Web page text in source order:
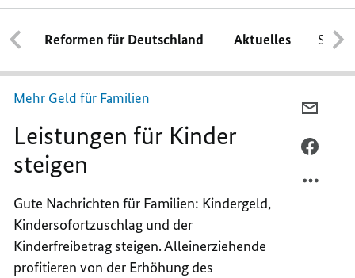
Leistungen
für
Kinder
steigenReformen für Deutschland Aktuelles
Mehr Geld für Familien
Leistungen für Kinder
steigen
Gute Nachrichten für Familien: Kindergeld,
Kindersofortzuschlag und der
Kinderfreibetrag steigen. Alleinerziehende
profitieren von der Erhöhung des